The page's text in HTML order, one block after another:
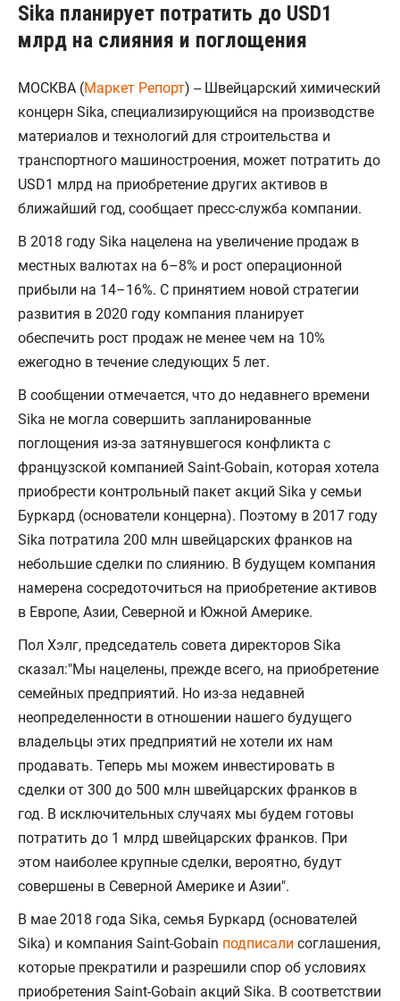
Sika планирует потратить до USD1
млрд на слияния и поглощения
МОСКВА (Mаркет Репорт) -- Швейцарский химический
концерн Sika, специализирующийся на производстве
материалов и технологий для строительства и
транспортного машиностроения, может потратить до
USD1 млрд на приобретение других активов в
ближайший год, сообщает пресс-служба компании.
В 2018 году Sika нацелена на увеличение продаж в
местных валютах на 6–8% и рост операционной
прибыли на 14–16%. С принятием новой стратегии
развития в 2020 году компания планирует
обеспечить рост продаж не менее чем на 10%
ежегодно в течение следующих 5 лет.
В сообщении отмечается, что до недавнего времени
Sika не могла совершить запланированные
поглощения из-за затянувшегося конфликта с
французской компанией Saint-Gobain, которая хотела
приобрести контрольный пакет акций Sika у семьи
Буркард (основатели концерна). Поэтому в 2017 году
Sika потратила 200 млн швейцарских франков на
небольшие сделки по слиянию. В будущем компания
намерена сосредоточиться на приобретение активов
в Европе, Азии, Северной и Южной Америке.
Пол Хэлг, председатель совета директоров Sika
сказал:"Мы нацелены, прежде всего, на приобретение
семейных предприятий. Но из-за недавней
неопределенности в отношении нашего будущего
владельцы этих предприятий не хотели их нам
продавать. Теперь мы можем инвестировать в
сделки от 300 до 500 млн швейцарских франков в
год. В исключительных случаях мы будем готовы
потратить до 1 млрд швейцарских франков. При
этом наиболее крупные сделки, вероятно, будут
совершены в Северной Америке и Азии".
В мае 2018 года Sika, семья Буркард (основателей
Sika) и компания Saint-Gobain подписали соглашения,
которые прекратили и разрешили спор об условиях
приобретения Saint-Gobain акций Sika. В соответствии